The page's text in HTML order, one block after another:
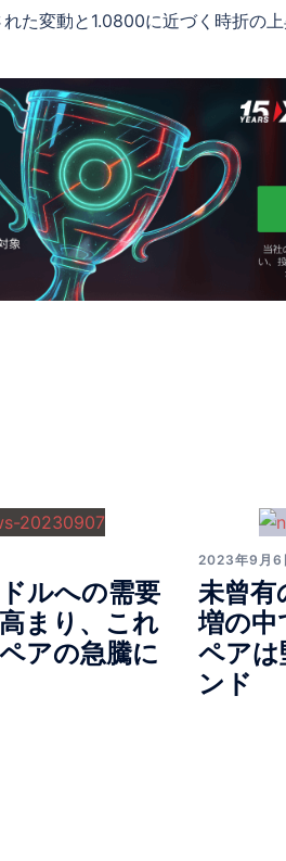
た変動と1.0800に近づく時折の上
ルへの需要
まり、これ
アの急騰に
2023年9月6
未曾有
増の中
ペアは
ンド